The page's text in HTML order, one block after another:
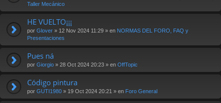
Taller Mecánico
HE VUELTO¡¡¡
por Glover » 12 Nov 2024 11:29 » en NORMAS DEL FORO, FAQ y
Presentaciones
Pues ná
por Giorgio » 28 Oct 2024 20:23 » en OffTopic
Código pintura
por GUTI1980 » 19 Oct 2024 20:21 » en Foro General